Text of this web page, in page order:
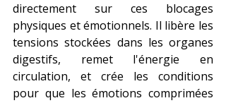
directement sur ces blocages
physiques et émotionnels. Il libère les
tensions stockées dans les organes
digestifs, remet l'énergie en
circulation, et crée les conditions
pour que les émotions comprimées